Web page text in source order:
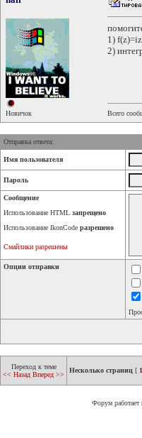
Новичок
1)
2)
Всего
Отправка ответа:
Имя пользователя
Пароль
Сообщение
Использование HTML запрещено
Использование IkonCode разрешено
Смайлики разрешены
Опции отправки
Переход к теме
<< Назад Вперед >>
Несколько страниц [ 1
Форум работает